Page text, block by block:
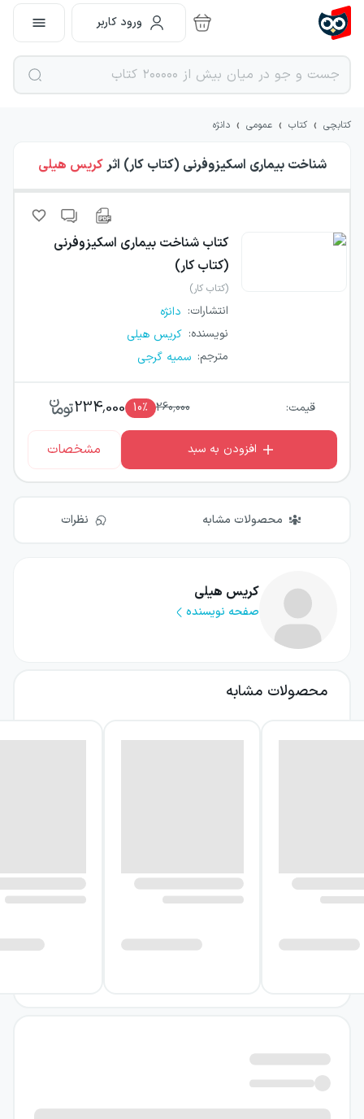
ورود کاربر
کتابچی › کتاب › عمومی › دانژه
شناخت بیماری اسکیزوفرنی (کتاب کار) اثرکریس هیلی
کتاب شناخت بیماری اسکیزوفرنی
(کتاب کار)
(کتاب کار)
انتشارات: دانژه
نویسنده: کریس هیلی
مترجم: سمیه گرجی
قیمت: 260,000
10٪ 234,000
افزودن به سبد مشخصات
محصولات مشابه نظرات
کریس هیلی
صفحه نویسنده
محصولات مشابه